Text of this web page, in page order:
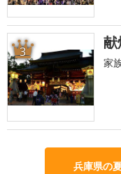
3
家
兵庫県の